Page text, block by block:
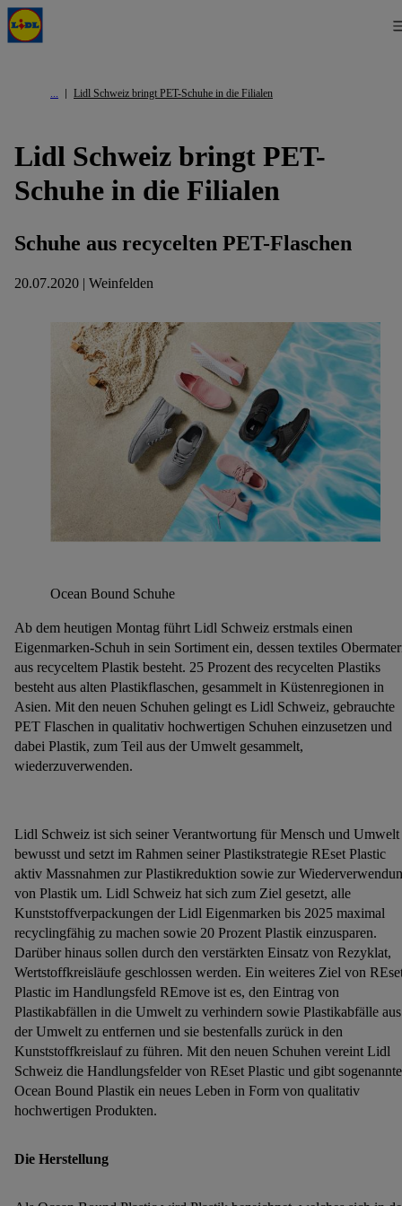
Lidl Schweiz bringt PET-Schuhe in die Filialen
Lidl Schweiz bringt PET-
Schuhe in die Filialen
Schuhe aus recycelten PET-Flaschen
20.07.2020 | Weinfelden
Ocean Bound Schuhe
Ab dem heutigen Montag führt Lidl Schweiz erstmals einen
Eigenmarken-Schuh in sein Sortiment ein, dessen textiles
aus recyceltem Plastik besteht. 25 Prozent des recycelten Plastiks
besteht aus alten Plastikflaschen, gesammelt in Küstenregionen in
Asien. Mit den neuen Schuhen gelingt es Lidl Schweiz, gebrauchte
PET Flaschen in qualitativ hochwertigen Schuhen einzusetzen und
dabei Plastik, zum Teil aus der Umwelt gesammelt,
wiederzuverwenden.
Lidl Schweiz ist sich seiner Verantwortung für Mensch und Umwelt
bewusst und setzt im Rahmen seiner Plastikstrategie REset Plastic
aktiv Massnahmen zur Plastikreduktion sowie zur
von Plastik um. Lidl Schweiz hat sich zum Ziel gesetzt, alle
Kunststoffverpackungen der Lidl Eigenmarken bis 2025 maximal
recyclingfähig zu machen sowie 20 Prozent Plastik einzusparen.
Darüber hinaus sollen durch den verstärkten Einsatz von Rezyklat,
Wertstoffkreisläufe geschlossen werden. Ein weiteres Ziel von
Plastic im Handlungsfeld REmove ist es, den Eintrag von
Plastikabfällen in die Umwelt zu verhindern sowie Plastikabfälle aus
der Umwelt zu entfernen und sie bestenfalls zurück in den
Kunststoffkreislauf zu führen. Mit den neuen Schuhen vereint Lidl
Schweiz die Handlungsfelder von REset Plastic und gibt
Ocean Bound Plastik ein neues Leben in Form von qualitativ
hochwertigen Produkten.
Die Herstellung